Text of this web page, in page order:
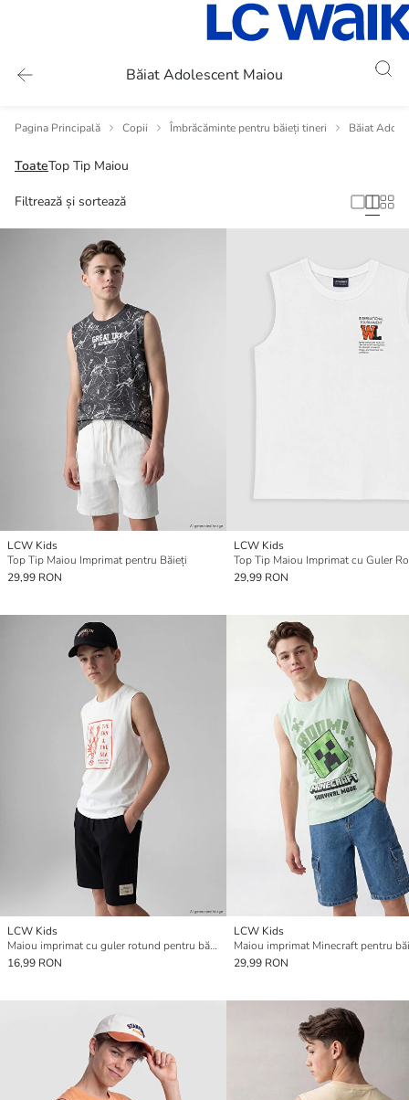
Băiat Adolescent Maiou
Pagina Principală Copii Îmbrăcăminte pentru băieți tineri Băiat
ToateTop Tip Maiou
Filtrează și sortează
LCW Kids
Top Tip Maiou Imprimat pentru Băieți
29,99 RON
LCW Kids
29,99 RON
LCW Kids
Maiou imprimat cu guler rotund pentru băieți
16,99 RON
LCW Kids
Maiou imprimat Minecraft pentru
29,99 RON